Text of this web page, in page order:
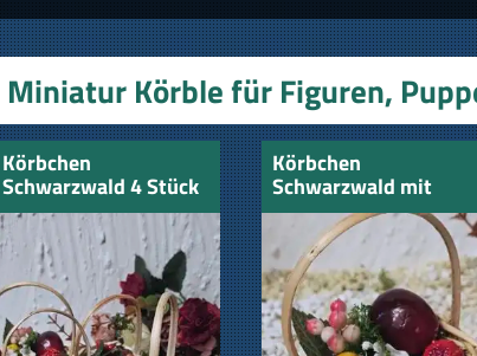
Miniatur Körble für Figuren,
Körbchen
Schwarzwald 4 Stück
sortiert
Körbchen
Schwarzwald mit
Kirschen